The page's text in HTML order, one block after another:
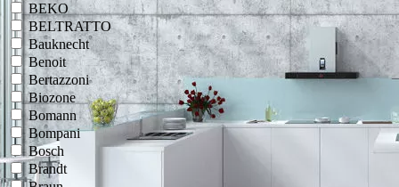
BEKO
BELTRATTO
Bauknecht
Benoit
Bertazzoni
Biozone
Bomann
Bompani
Bosch
Brandt